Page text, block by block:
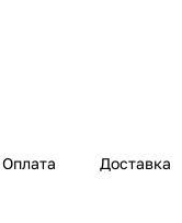
Оплата Доставка